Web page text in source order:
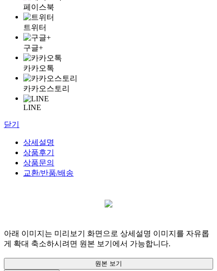
페이스북
트위터
구글+
카카오톡
카카오스토리
LINE
닫기
상세설명
상품후기
상품문의
교환/반품/배송
아래 이미지는 미리보기 화면으로 상세설명 이미지를 자유롭
게 확대 축소하시려면 원본 보기에서 가능합니다.
원본 보기